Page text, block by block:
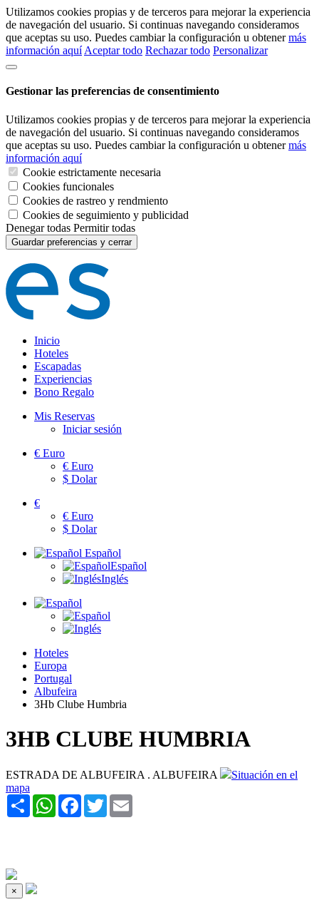
Utilizamos cookies propias y de terceros para mejorar la experiencia
de navegación del usuario. Si continuas navegando consideramos
que aceptas su uso. Puedes cambiar la configuración u obtenermás
información aquí Aceptar todo Rechazar todo Personalizar
Gestionar las preferencias de consentimiento
Utilizamos cookies propias y de terceros para mejorar la experiencia
de navegación del usuario. Si continuas navegando consideramos
que aceptas su uso. Puedes cambiar la configuración u obtenermás
información aquí
Cookie estrictamente necesaria
Cookies funcionales
Cookies de rastreo y rendmiento
Cookies de seguimiento y publicidad
Denegar todas Permitir todas
Guardar preferencias y cerrar
Inicio
Hoteles
Escapadas
Experiencias
Bono Regalo
Mis Reservas
Iniciar sesión
€ Euro
€ Euro
$ Dolar
€
€ Euro
$ Dolar
Español
Español
Inglés
Hoteles
Europa
Portugal
Albufeira
3Hb Clube Humbria
3HB CLUBE HUMBRIA
ESTRADA DE ALBUFEIRA . ALBUFEIRA
Situación en el
mapa
Share WhatsAppFacebook
Twitter
×